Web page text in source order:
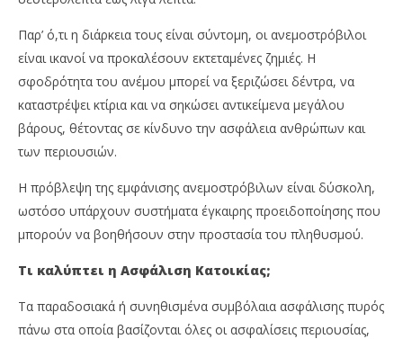
Παρ’ ό,τι η διάρκεια τους είναι σύντομη, οι ανεμοστρόβιλοι
είναι ικανοί να προκαλέσουν εκτεταμένες ζημιές. Η
σφοδρότητα του ανέμου μπορεί να ξεριζώσει δέντρα, να
καταστρέψει κτίρια και να σηκώσει αντικείμενα μεγάλου
βάρους, θέτοντας σε κίνδυνο την ασφάλεια ανθρώπων και
των περιουσιών.
Η πρόβλεψη της εμφάνισης ανεμοστρόβιλων είναι δύσκολη,
ωστόσο υπάρχουν συστήματα έγκαιρης προειδοποίησης που
μπορούν να βοηθήσουν στην προστασία του πληθυσμού.
Τι καλύπτει η Ασφάλιση Κατοικίας;
Τα παραδοσιακά ή συνηθισμένα συμβόλαια ασφάλισης πυρός
πάνω στα οποία βασίζονται όλες οι ασφαλίσεις περιουσίας,